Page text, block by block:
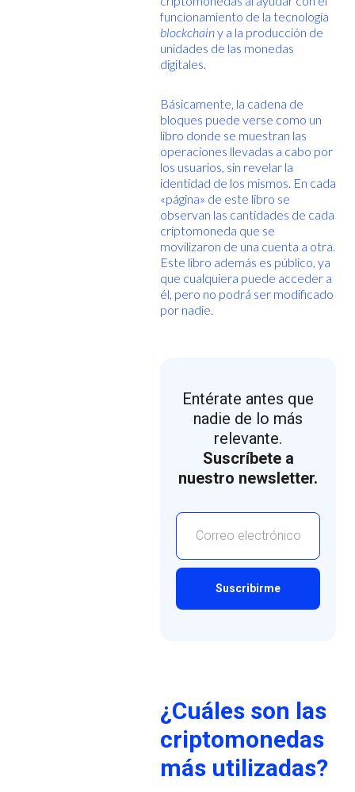
funcionamiento de la tecnología
blockchainy a la producción de
unidades de las monedas
digitales.
Básicamente, la cadena de
bloques puede verse como un
libro donde se muestran las
operaciones llevadas a cabo por
los usuarios, sin revelar la
identidad de los mismos. En cada
«página» de este libro se
observan las cantidades de cada
criptomoneda que se
movilizaron de una cuenta a otra.
Este libro además es público, ya
que cualquiera puede acceder a
él, pero no podrá ser modificado
por nadie.
Entérate antes que
nadie de lo más
relevante.
Suscríbete a
nuestro newsletter.
¿Cuáles son las
criptomonedas
más utilizadas?